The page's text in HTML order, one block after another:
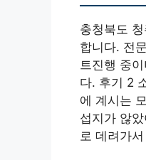
충청북도
합니다. 전
트진행 중
다. 후기 2
에 계시는
섭지가 않
로 데려가